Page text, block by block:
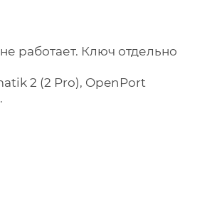
работает. Ключ отдельно
2 (2 Pro), OpenPort